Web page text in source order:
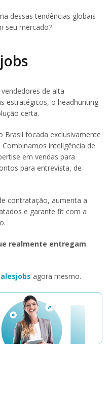
dessas tendências globais
seu mercado?
de alta
estratégicos, o headhunting
certa.
Brasil focada exclusivamente
inteligência de
em vendas para
para entrevista, de
contratação, aumenta a
e garante fit com a
realmente entregam
agora mesmo.